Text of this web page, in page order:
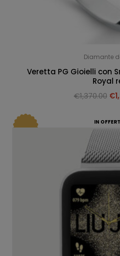
Diamante
Veretta PG Gioielli con
Royal
€1,370.00 €
IN